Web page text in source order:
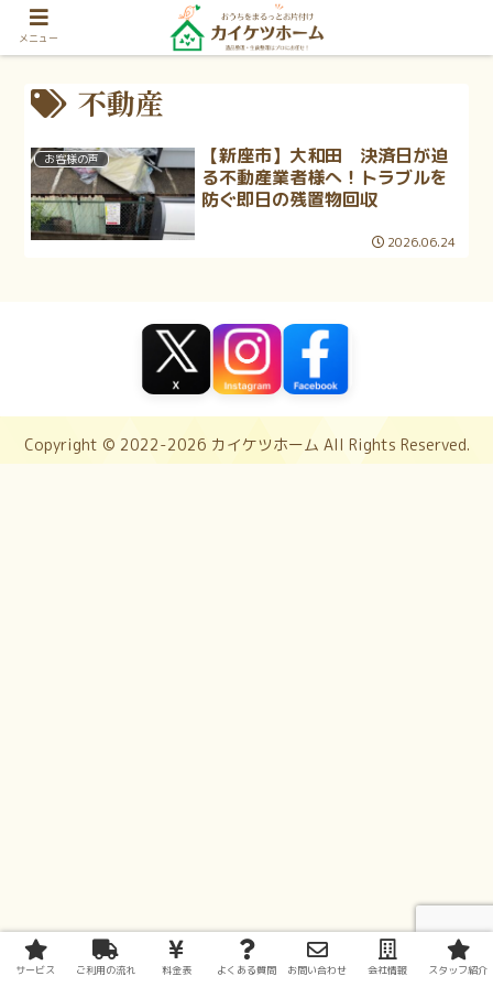
不動産
お客様の声
【新座市】大和田 決済日が迫
る不動産業者様へ！トラブルを
防ぐ即日の残置物回収
2026.06.24
Copyright © 2022-2026 カイケツホーム All Rights Reserved.
メニュー
サービス ご利用の流れ 料金表 よくある質問 お問い合わせ 会社情報 スタッフ紹介